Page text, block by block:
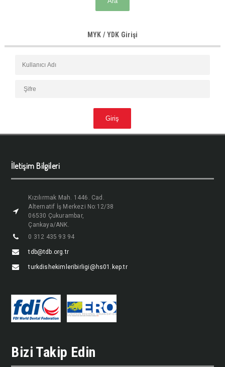
MYK / YDK Girişi
İletişim Bilgileri
Kızılırmak Mah. 1446. Cad.
Alternatif İş Merkezi No:12/38
06530 Çukurambar,
Çankaya/ANK.
0 312 435 93 94
tdb@tdb.org.tr
turkdishekimleribirligi@hs01.kep.tr
Bizi Takip Edin